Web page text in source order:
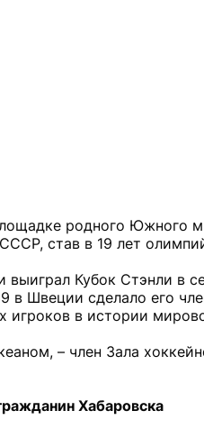
родного Южного
став в 19 лет
Кубок Стэнли в
Швеции сделало его
игроков в истории
– член Зала
Хабаровска